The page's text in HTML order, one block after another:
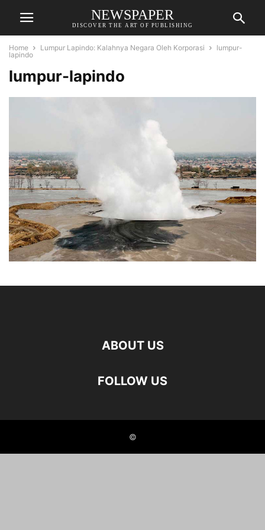
NEWSPAPER
DISCOVER THE ART OF PUBLISHING
Home Lumpur Lapindo: Kalahnya Negara Oleh Korporasi
lumpur-
lapindo
lumpur-lapindo
ABOUT US
FOLLOW US
©